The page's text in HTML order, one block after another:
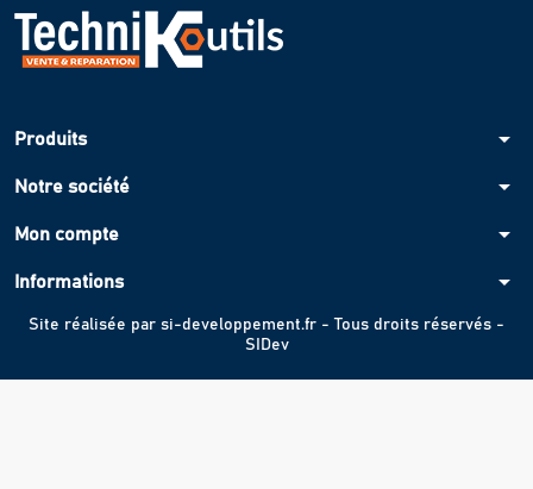
Produits arrow_drop_down
Notre société arrow_drop_down
Mon compte arrow_drop_down
Informations arrow_drop_down
Site réalisée par si-developpement.fr - Tous droits réservés -
SIDev